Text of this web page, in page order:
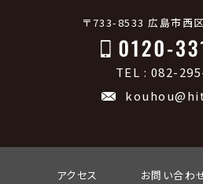
〒733-8533 広島市西
TEL : 082-
アクセス お問い合わ